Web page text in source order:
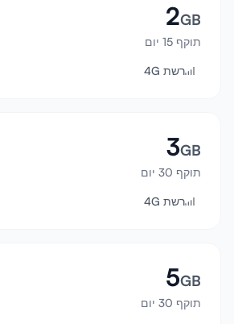
2GB
תוקף 15 יום
רשת 4G
3GB
תוקף 30 יום
רשת 4G
5GB
תוקף 30 יום